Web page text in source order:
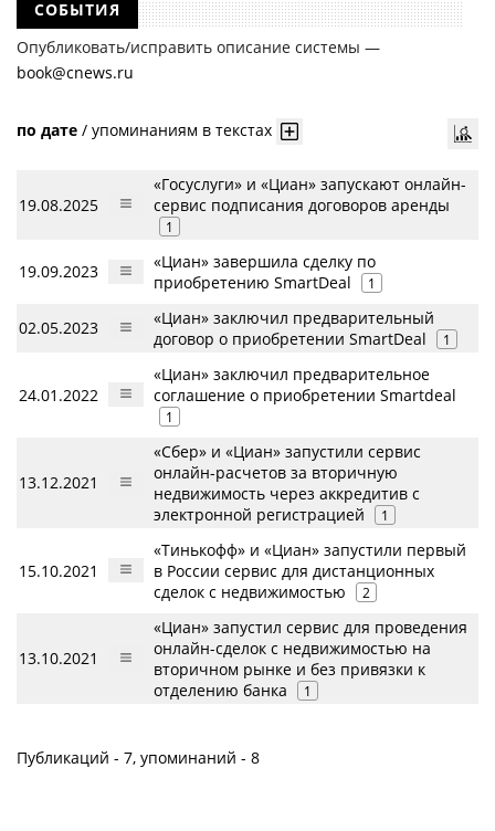
СОБЫТИЯ
Опубликовать/исправить описание системы —
book@cnews.ru
по дате / упоминаниям в текстах
19.08.2025
«Госуслуги» и «Циан» запускают онлайн-
сервис подписания договоров аренды
1
19.09.2023
«Циан» завершила сделку по
приобретению SmartDeal
1
02.05.2023
«Циан» заключил предварительный
договор о приобретении SmartDeal
1
24.01.2022
«Циан» заключил предварительное
соглашение о приобретении Smartdeal
1
13.12.2021
«Сбер» и «Циан» запустили сервис
онлайн-расчетов за вторичную
недвижимость через аккредитив с
электронной регистрацией
1
15.10.2021
«Тинькофф» и «Циан» запустили первый
в России сервис для дистанционных
сделок с недвижимостью
2
13.10.2021
«Циан» запустил сервис для проведения
онлайн-сделок с недвижимостью на
вторичном рынке и без привязки к
отделению банка
1
Публикаций - 7, упоминаний - 8